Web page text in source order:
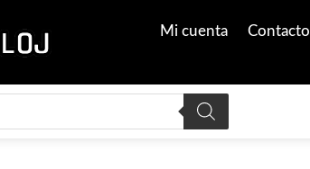
Mi cuenta Contacto